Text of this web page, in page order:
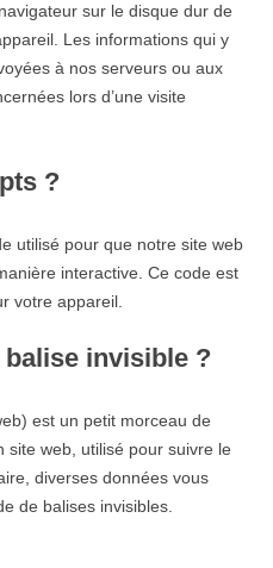
sur le disque dur de
Les informations qui y
à nos serveurs ou aux
lors d’une visite
?
utilisé pour que notre site web
interactive. Ce code est
votre appareil.
balise invisible ?
est un petit morceau de
site web, utilisé pour suivre le
diverses données vous
de balises invisibles.